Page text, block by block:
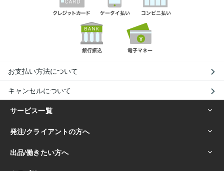
お支払い方法について
キャンセルについて